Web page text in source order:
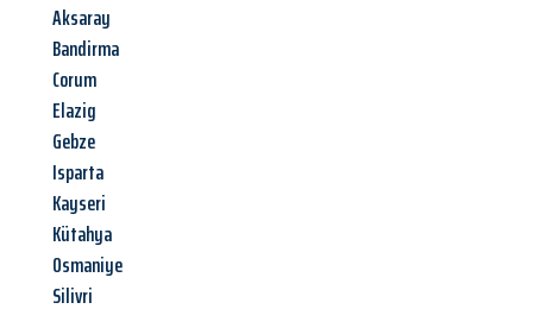
Aksaray
Bandirma
Corum
Elazig
Gebze
Isparta
Kayseri
Kütahya
Osmaniye
Silivri